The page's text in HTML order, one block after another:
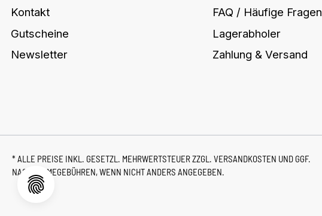
Kontakt
Gutscheine
Newsletter
FAQ / Häufige Fragen
Lagerabholer
Zahlung & Versand
* ALLE PREISE INKL. GESETZL. MEHRWERTSTEUER ZZGL. VERSANDKOSTEN UND GGF.
NACHNAHMEGEBÜHREN, WENN NICHT ANDERS ANGEGEBEN.